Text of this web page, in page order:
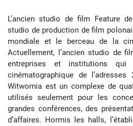
L’ancien studio de film Feature
studio de production de film
mondiale et le berceau de la
Actuellement, l’ancien studio de
entreprises et institutions qui
cinématographique de
Witwornia est un complexe de
utilisés seulement pour les
grandes conférences, des
d’affaires. Hormis les halls,